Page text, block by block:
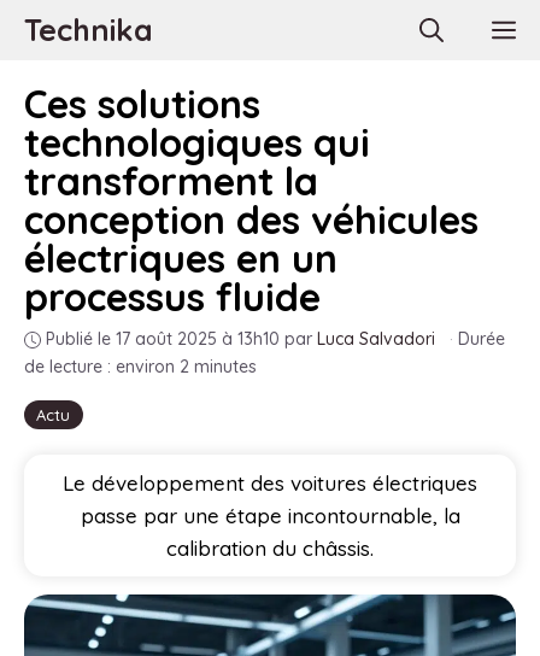
AllerTechnika
Actu
Ces solutions
technologiques qui
transforment la
conception des véhicules
électriques en un
processus fluide
Publié le 17 août 2025 à 13h10 par Luca Salvadori · Durée
de lecture : environ 2 minutes
Le développement des voitures électriques
passe par une étape incontournable, la
calibration du châssis.